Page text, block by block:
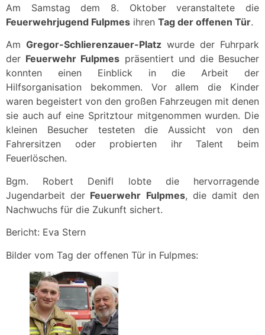
Am Samstag dem 8. Oktober veranstaltete die
Feuerwehrjugend Fulpmes ihren Tag der offenen Tür.
Am Gregor-Schlierenzauer-Platz wurde der Fuhrpark
der Feuerwehr Fulpmes präsentiert und die Besucher
konnten einen Einblick in die Arbeit der
Hilfsorganisation bekommen. Vor allem die Kinder
waren begeistert von den großen Fahrzeugen mit denen
sie auch auf eine Spritztour mitgenommen wurden. Die
kleinen Besucher testeten die Aussicht von den
Fahrersitzen oder probierten ihr Talent beim
Feuerlöschen.
Bgm. Robert Denifl lobte die hervorragende
Jugendarbeit der Feuerwehr Fulpmes, die damit den
Nachwuchs für die Zukunft sichert.
Bericht: Eva Stern
Bilder vom Tag der offenen Tür in Fulpmes: